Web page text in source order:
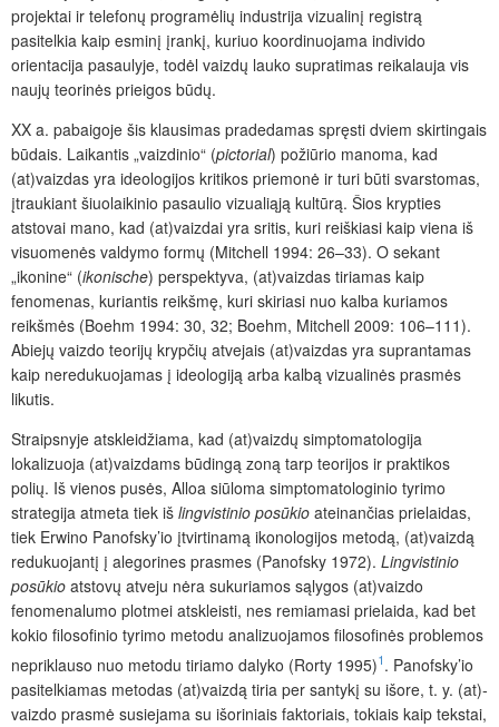
projektai ir telefonų programėlių industrija vizualinį registrą
pasitelkia kaip esminį įrankį, kuriuo koordinuojama individo
orientacija pasaulyje, todėl vaizdų lauko supratimas reikalauja vis
naujų teorinės prieigos būdų.
XX a. pabaigoje šis klausimas pradedamas spręsti dviem skirtingais
būdais. Laikantis „vaizdinio“ (pictorial) požiūrio manoma, kad
(at)vaizdas yra ideologijos kritikos priemonė ir turi būti svarstomas,
įtraukiant šiuolaikinio pasaulio vizualiąją kultūrą. Šios krypties
atstovai mano, kad (at)vaizdai yra sritis, kuri reiškiasi kaip viena iš
visuomenės valdymo formų (Mitchell 1994: 26–33). O sekant
„ikonine“ (ikonische) perspektyva, (at)vaizdas tiriamas kaip
fenomenas, kuriantis reikšmę, kuri skiriasi nuo kalba kuriamos
reikšmės (Boehm 1994: 30, 32; Boehm, Mitchell 2009: 106–111).
Abiejų vaizdo teorijų krypčių atvejais (at)vaizdas yra suprantamas
kaip neredukuojamas į ideologiją arba kalbą vizualinės prasmės
likutis.
Straipsnyje atskleidžiama, kad (at)vaizdų simptomatologija
lokalizuoja (at)vaizdams būdingą zoną tarp teorijos ir praktikos
polių. Iš vienos pusės, Alloa siūloma simptomatologinio tyrimo
strategija atmeta tiek iš lingvistinio posūkio ateinančias prielaidas,
tiek Erwino Panofsky’io įtvirtinamą ikonologijos metodą, (at)vaizdą
redukuojantį į alegorines prasmes (Panofsky 1972). Lingvistinio
posūkio atstovų atveju nėra sukuriamos sąlygos (at)vaizdo
fenomenalumo plotmei atskleisti, nes remiamasi prielaida, kad bet
kokio filosofinio tyrimo metodu analizuojamos filosofinės problemos
nepriklauso nuo metodu tiriamo dalyko (Rorty 1995)1. Panofsky’io
pasitelkiamas metodas (at)vaizdą tiria per santykį su išore, t. y. (at)­
vaizdo prasmė susiejama su išoriniais faktoriais, tokiais kaip tekstai,